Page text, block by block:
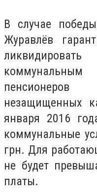
В случае
Журавлёв
незащищенных
января 2016
коммунальные
грн. Для
не будет
платы.